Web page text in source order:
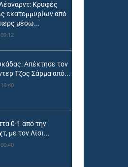
Κρυφές
εκατομμυρίων από
μέσω...
Απέκτησε τον
Τζος Σάρμα από...
0-1 από την
με τον Λίσι...